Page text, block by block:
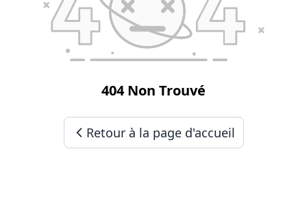
404 Non Trouvé
Retour à la page d'accueil